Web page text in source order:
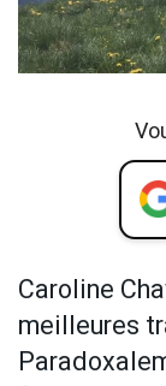
Caroline
meilleures